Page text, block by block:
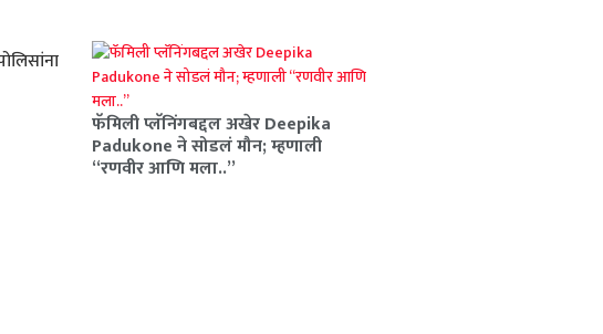
फॅमिली प्लॅनिंगबद्दल अखेर Deepika
Padukone ने सोडलं मौन; म्हणाली
“रणवीर आणि मला..”